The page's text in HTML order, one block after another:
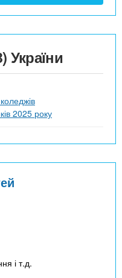
України
2025 року
і т.д.